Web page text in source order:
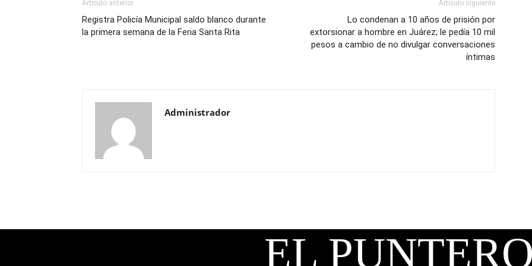
Artículo anterior
Registra Policía Municipal saldo blanco durante
la primera semana de la Feria Santa Rita
Artículo siguiente
Lo condenan a 10 años de prisión por
extorsionar a hombre en Juárez; le pedía 10 mil
pesos a cambio de no divulgar conversaciones
íntimas
Administrador
EL